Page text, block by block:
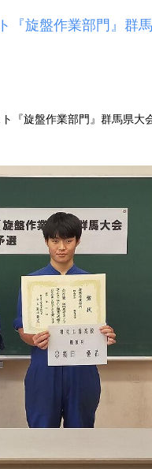
『旋盤作業部門』群
『旋盤作業部門』群馬県大